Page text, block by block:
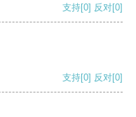
支持[0] 反对[0]
支持[0] 反对[0]